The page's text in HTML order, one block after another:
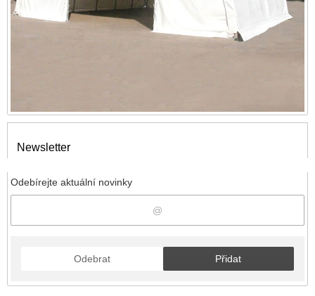
Newsletter
Odebírejte aktuální novinky
Odebrat Přidat